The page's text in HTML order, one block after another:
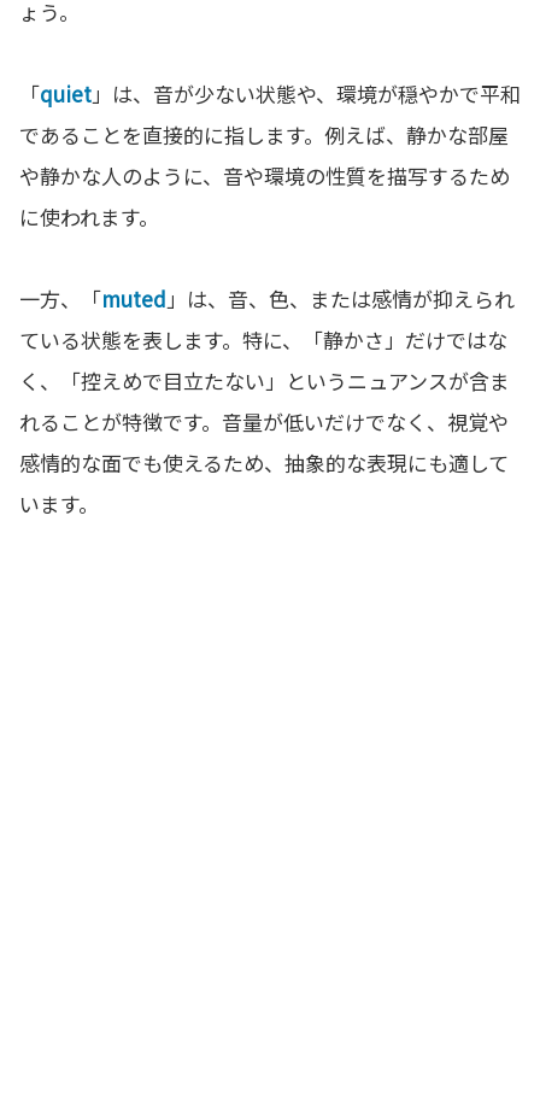
ょう。
「quiet」は、音が少ない状態や、環境が穏やかで平和
であることを直接的に指します。例えば、静かな部屋
や静かな人のように、音や環境の性質を描写するため
に使われます。
一方、「muted」は、音、色、または感情が抑えられ
ている状態を表します。特に、「静かさ」だけではな
く、「控えめで目立たない」というニュアンスが含ま
れることが特徴です。音量が低いだけでなく、視覚や
感情的な面でも使えるため、抽象的な表現にも適して
います。